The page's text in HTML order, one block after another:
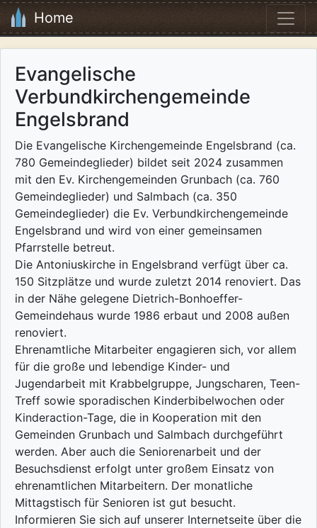
Home
Evangelische
Verbundkirchengemeinde
Engelsbrand
Die Evangelische Kirchengemeinde Engelsbrand (ca.
780 Gemeindeglieder) bildet seit 2024 zusammen
mit den Ev. Kirchengemeinden Grunbach (ca. 760
Gemeindeglieder) und Salmbach (ca. 350
Gemeindeglieder) die Ev. Verbundkirchengemeinde
Engelsbrand und wird von einer gemeinsamen
Pfarrstelle betreut.
Die Antoniuskirche in Engelsbrand verfügt über ca.
150 Sitzplätze und wurde zuletzt 2014 renoviert. Das
in der Nähe gelegene Dietrich-Bonhoeffer-
Gemeindehaus wurde 1986 erbaut und 2008 außen
renoviert.
Ehrenamtliche Mitarbeiter engagieren sich, vor allem
für die große und lebendige Kinder- und
Jugendarbeit mit Krabbelgruppe, Jungscharen, Teen-
Treff sowie sporadischen Kinderbibelwochen oder
Kinderaction-Tage, die in Kooperation mit den
Gemeinden Grunbach und Salmbach durchgeführt
werden. Aber auch die Seniorenarbeit und der
Besuchsdienst erfolgt unter großem Einsatz von
ehrenamtlichen Mitarbeitern. Der monatliche
Mittagstisch für Senioren ist gut besucht.
Informieren Sie sich auf unserer Internetseite über die